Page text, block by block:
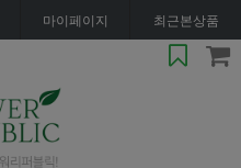
마이페이지 최근본상품